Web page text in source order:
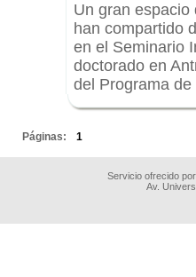
Un gran
han compartido
en el Seminario
doctorado en
del Programa
Páginas: 1
Servicio ofrecido
Av.